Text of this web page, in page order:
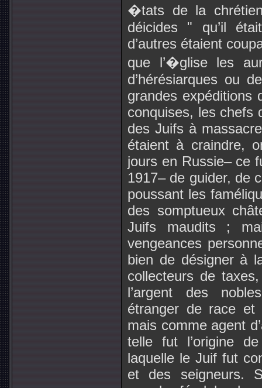
�tats de la
déicides " qu’il
d’autres étaient
que l’�glise les
d’hérésiarques ou
grandes expéditions
conquises, les chefs
des Juifs à
étaient à craindre,
jours en Russie– ce
1917– de guider, de
poussant les
des somptueux
Juifs maudits ;
vengeances
bien de désigner à
collecteurs de
l’argent des
étranger de race
mais comme agent
telle fut l’origine
laquelle le Juif fut
et des seigneurs.